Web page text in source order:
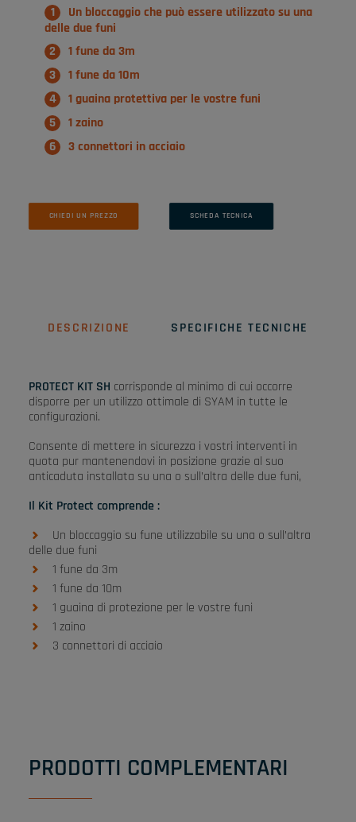
Un bloccaggio che può essere utilizzato su una
delle due funi
1 fune da 3m
1 fune da 10m
1 guaina protettiva per le vostre funi
1 zaino
3 connettori in acciaio
CHIEDI UN PREZZO SCHEDA TECNICA
DESCRIZIONE SPECIFICHE TECNICHE
PROTECT KIT SH corrisponde al minimo di cui occorre
disporre per un utilizzo ottimale di SYAM in tutte le
configurazioni.
Consente di mettere in sicurezza i vostri interventi in
quota pur mantenendovi in posizione grazie al suo
anticaduta installata su una o sull’altra delle due funi,
Il Kit Protect comprende :
Un bloccaggio su fune utilizzabile su una o sull’altra
delle due funi
1 fune da 3m
1 fune da 10m
1 guaina di protezione per le vostre funi
1 zaino
3 connettori di acciaio
PRODOTTI COMPLEMENTARI